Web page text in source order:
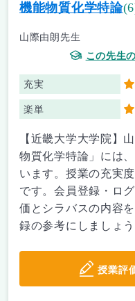
機能物質化学特論
山際由朗先生
この先生
充実
楽単
【近畿大学大学院】
物質化学特論」には、
います。授業の充実
です。会員登録・ロ
価とシラバスの内容
録の参考にしましょう
授業評